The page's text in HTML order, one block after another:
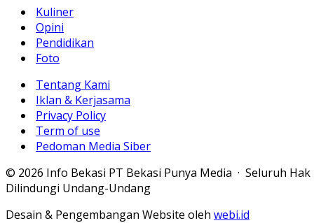
Kuliner
Opini
Pendidikan
Foto
Tentang Kami
Iklan & Kerjasama
Privacy Policy
Term of use
Pedoman Media Siber
© 2026 Info Bekasi PT Bekasi Punya Media · Seluruh Hak
Dilindungi Undang-Undang
Desain & Pengembangan Website oleh webi.id